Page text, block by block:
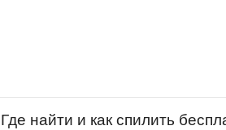
Где найти и как спилить